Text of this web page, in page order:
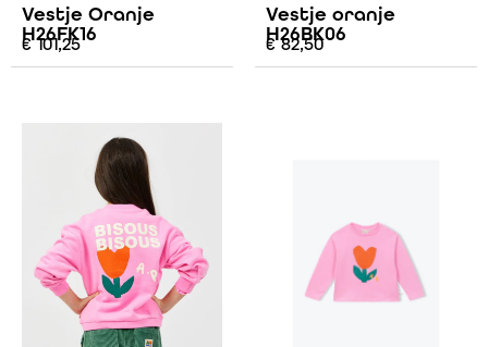
Vestje Oranje
H26FK16
€101,25
Vestje oranje
H26BK06
€82,50